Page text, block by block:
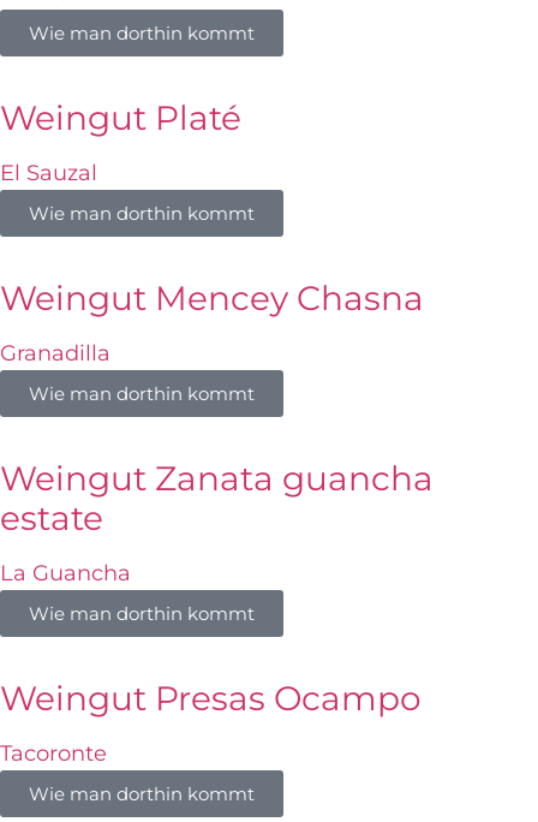
Wie man dorthin kommt
Weingut Platé
El Sauzal
Wie man dorthin kommt
Weingut Mencey Chasna
Granadilla
Wie man dorthin kommt
Weingut Zanata guancha
estate
La Guancha
Wie man dorthin kommt
Weingut Presas Ocampo
Tacoronte
Wie man dorthin kommt